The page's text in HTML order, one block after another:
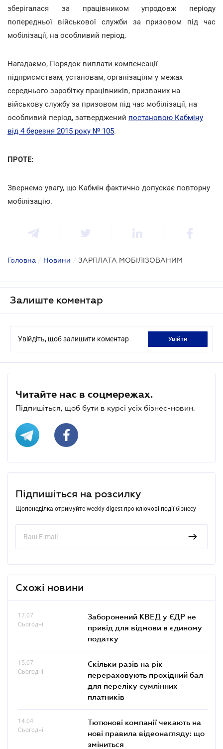
зберігалася за працівником упродовж періоду
попередньої військової служби за призовом під час
мобілізації, на особливий період.
Нагадаємо, Порядок виплати компенсації
підприємствам, установам, організаціям у межах
середнього заробітку працівників, призваних на
військову службу за призовом під час мобілізації, на
особливий період, затверджений постановою Кабміну
від 4 березня 2015 року № 105.
ПРОТЕ:
Звернемо увагу, що Кабмін фактично допускає повторну
мобілізацію.
Головна / Новини / ЗАРПЛАТА МОБІЛІЗОВАНИМ
Залиште коментар
Увійдіть, щоб залишити коментар увійти
Читайте нас в соцмережах.
Підпишіться, щоб бути в курсі усіх бізнес-новин.
Підпишіться на розсилку
Щопонеділка отримуйте weekly-digest про ключові події бізнесу
Схожі новини
17.07
Сьогодні
Заборонений КВЕД у ЄДР не
привід для відмови в єдиному
податку
15.07
Сьогодні
Скільки разів на рік
перераховують прохідний бал
для переліку сумлінних
платників
14.04
Сьогодні
Тютюнові компанії чекають на
нові правила відеонагляду: що
зміниться